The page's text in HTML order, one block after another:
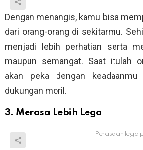
Dengan menangis, kamu bisa
dari orang-orang di sekitarmu.
menjadi lebih perhatian serta
maupun semangat. Saat itulah
akan peka dengan keadaanmu
dukungan moril.
3. Merasa Lebih Lega
Perasaan lega